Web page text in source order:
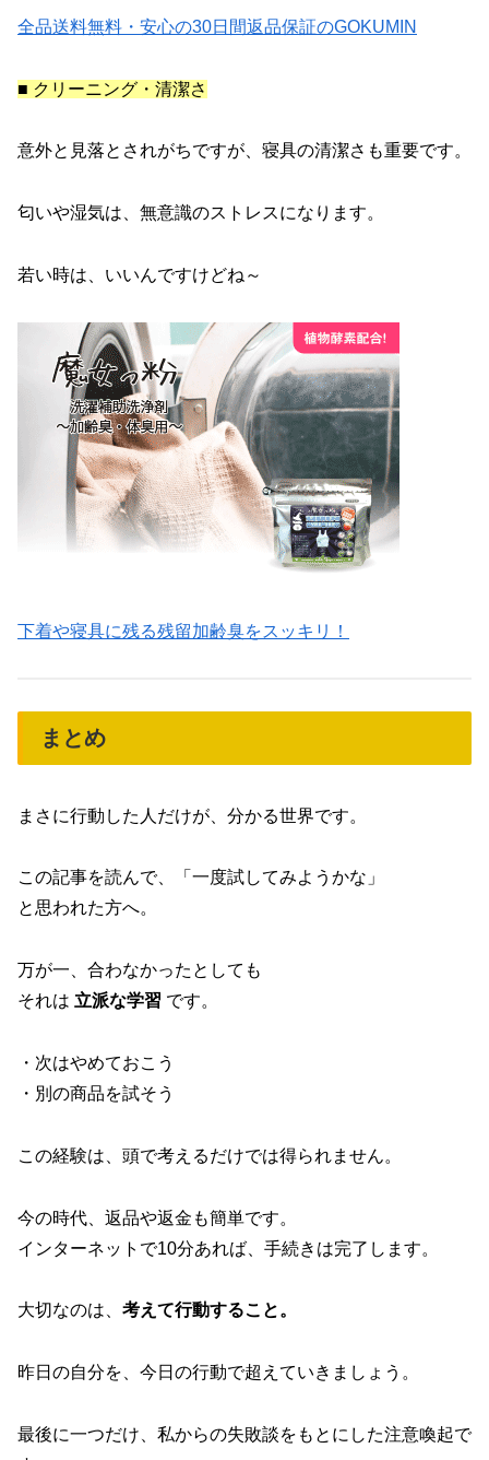
全品送料無料・安心の30日間返品保証のGOKUMIN
■ クリーニング・清潔さ
意外と見落とされがちですが、寝具の清潔さも重要です。
匂いや湿気は、無意識のストレスになります。
若い時は、いいんですけどね～
下着や寝具に残る残留加齢臭をスッキリ！
まとめ
まさに行動した人だけが、分かる世界です。
この記事を読んで、「一度試してみようかな」
と思われた方へ。
万が一、合わなかったとしても
それは 立派な学習 です。
・次はやめておこう
・別の商品を試そう
この経験は、頭で考えるだけでは得られません。
今の時代、返品や返金も簡単です。
インターネットで10分あれば、手続きは完了します。
大切なのは、 考えて行動すること。
昨日の自分を、今日の行動で超えていきましょう。
最後に一つだけ、私からの失敗談をもとにした注意喚起で